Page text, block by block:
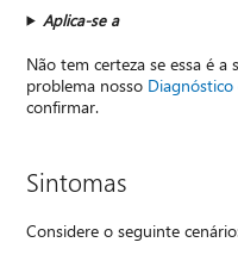
Aplica-se a
Não tem certeza se essa é a
problema nosso
confirmar.
Sintomas
Considere o seguinte